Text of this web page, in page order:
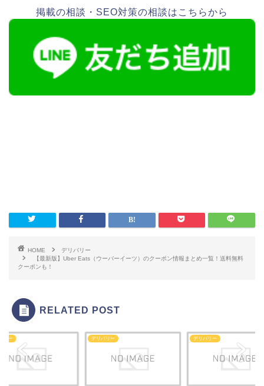
掲載の相談・SEO対策の相談はこちらから
HOME
デリバリー
【最新版】Uber Eats（ウーバーイーツ）のクーポン情報まとめ一覧！送料無料
クーポンも！
RELATED POST
リー デリバリー デリバリー